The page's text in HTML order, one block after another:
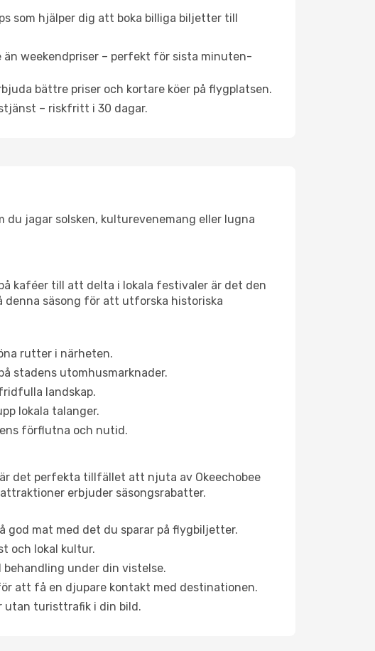
som hjälper dig att boka billiga biljetter till
weekendpriser – perfekt för sista minuten-
bättre priser och kortare köer på flygplatsen.
– riskfritt i 30 dagar.
jagar solsken, kulturevenemang eller lugna
kaféer till att delta i lokala festivaler är det den
säsong för att utforska historiska
rutter i närheten.
stadens utomhusmarknader.
landskap.
lokala talanger.
förflutna och nutid.
det perfekta tillfället att njuta av Okeechobee
erbjuder säsongsrabatter.
god mat med det du sparar på flygbiljetter.
och lokal kultur.
behandling under din vistelse.
att få en djupare kontakt med destinationen.
utan turisttrafik i din bild.